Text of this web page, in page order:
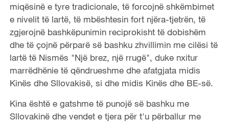
miqësinë e tyre tradicionale, të forcojnë shkëmbimet
e nivelit të lartë, të mbështesin fort njëra-tjetrën, të
zgjerojnë bashkëpunimin reciprokisht të dobishëm
dhe të çojnë përparë së bashku zhvillimin me cilësi të
lartë të Nismës "Një brez, një rrugë", duke nxitur
marrëdhënie të qëndrueshme dhe afatgjata midis
Kinës dhe Sllovakisë, si dhe midis Kinës dhe BE-së.
Kina është e gatshme të punojë së bashku me
Sllovakinë dhe vendet e tjera për t'u përballur me